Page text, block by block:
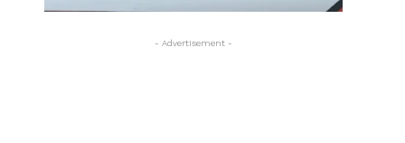
- Advertisement -